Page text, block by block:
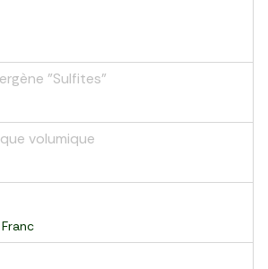
"Sulfites"
volumique